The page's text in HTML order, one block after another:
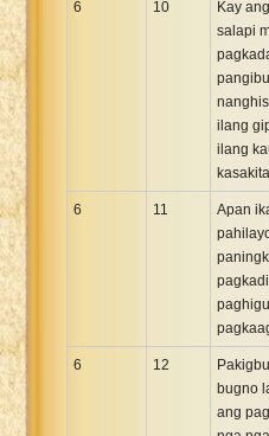
6 10
Kay
salapi
ilang
ilang
6 11
Apan
6 12
bugno
ang